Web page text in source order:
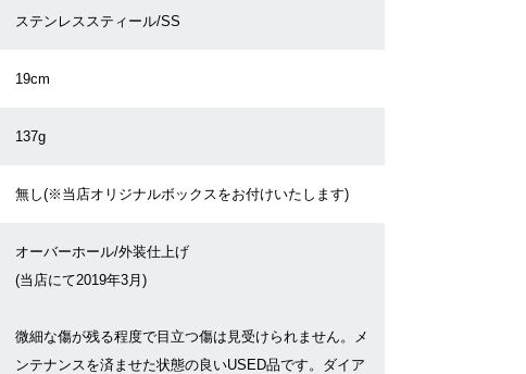
ステンレススティール/SS
19cm
137g
無し(※当店オリジナルボックスをお付けいたします)
オーバーホール/外装仕上げ
(当店にて2019年3月)
微細な傷が残る程度で目立つ傷は見受けられません。メ
ンテナンスを済ませた状態の良いUSED品です。ダイア